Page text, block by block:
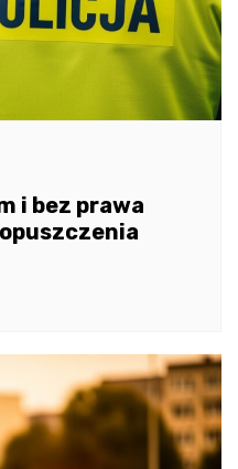
i bez prawa